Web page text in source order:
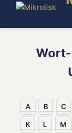
Wort-
A B C
K L M